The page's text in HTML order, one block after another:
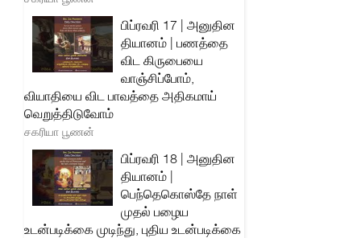
பிப்ரவரி 17 | அனுதின
தியானம் | பணத்தை
விட கிருபையை
வாஞ்சிப்போம்,
வியாதியை விட பாவத்தை அதிகமாய்
வெறுத்திடுவோம்
சகரியா பூணன்
பிப்ரவரி 18 | அனுதின
தியானம் |
பெந்தெகொஸ்தே நாள்
முதல் பழைய
உடன்படிக்கை முடிந்து, புதிய உடன்படிக்கை